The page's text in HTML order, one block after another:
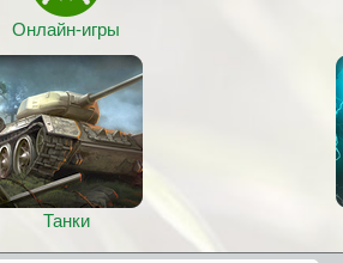
Онлайн-игры
Танки